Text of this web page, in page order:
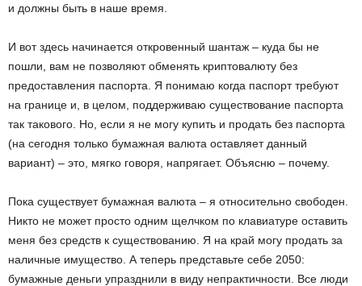
и должны быть в наше время.
И вот здесь начинается откровенный шантаж – куда бы не
пошли, вам не позволяют обменять криптовалюту без
предоставления паспорта. Я понимаю когда паспорт требуют
на границе и, в целом, поддерживаю существование паспорта
так такового. Но, если я не могу купить и продать без паспорта
(на сегодня только бумажная валюта оставляет данный
вариант) – это, мягко говоря, напрягает. Объясню – почему.
Пока существует бумажная валюта – я относительно свободен.
Никто не может просто одним щелчком по клавиатуре оставить
меня без средств к существованию. Я на край могу продать за
наличные имущество. А теперь представьте себе 2050:
бумажные деньги упразднили в виду непрактичности. Все люди